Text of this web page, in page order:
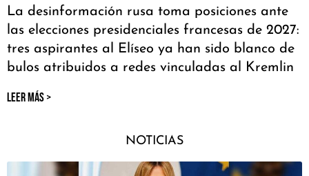
La desinformación rusa toma posiciones ante
las elecciones presidenciales francesas de 2027:
tres aspirantes al Elíseo ya han sido blanco de
bulos atribuidos a redes vinculadas al Kremlin
LEER MÁS >
NOTICIAS